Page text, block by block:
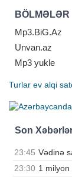
bəstəkarın ölməz
sonra işğaldan
BÖLMƏLƏR
Mp3.BiG.Az
Unvan.az
Mp3 yukle
Turlar ev alqi
Son
23:45 Vədinə
23:30 1 milyon